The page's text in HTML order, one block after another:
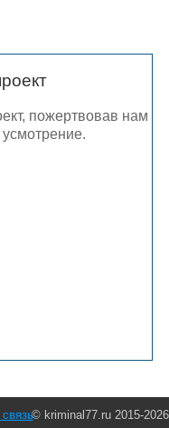
пожертвовав нам
© kriminal77.ru 2015-2026